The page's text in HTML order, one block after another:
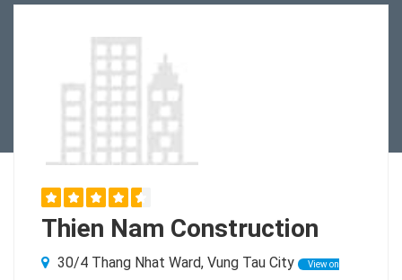
Thien Nam Construction
30/4 Thang Nhat Ward, Vung Tau City View on